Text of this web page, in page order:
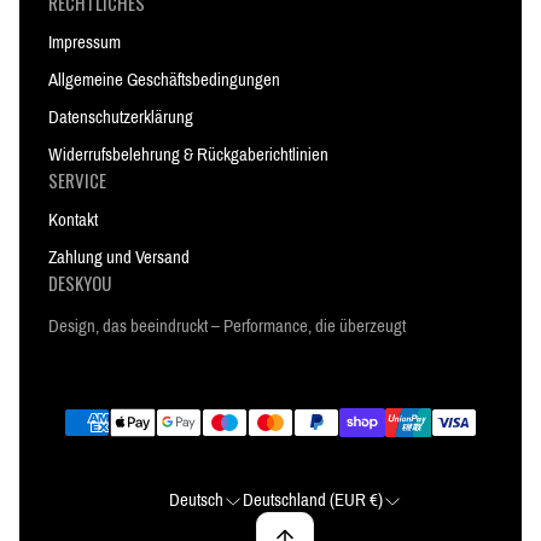
Impressum
Allgemeine Geschäftsbedingungen
Datenschutzerklärung
Widerrufsbelehrung & Rückgaberichtlinien
SERVICE
Kontakt
Zahlung und Versand
DESKYOU
Design, das beeindruckt – Performance, die überzeugt
Deutsch Deutschland (EUR €)